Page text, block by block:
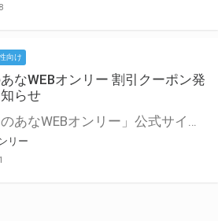
向け
なWEBオンリー 割引クーポン発
らせ
「とらのあなWEBオンリー」公式サイトでとらのあな通販の「割引クーポン」を配布中！ イベントごとに開催当日限定で使える割引クーポンのシリアルコードを発行します。 とらのあなWEBオンリーのページをチェックして、イベント当日にお得にお買い物を楽しみましょう♪ ※本キャンペーンは予告なく終了する場合がございます。 とらのあなWEBオンリーサイトはこちら
リー